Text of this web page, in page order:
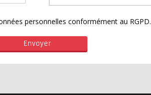
personnelles conformément au RGPD.